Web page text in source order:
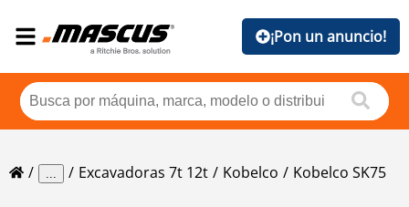
¡Pon un anuncio!
... Excavadoras 7t 12t Kobelco Kobelco SK75